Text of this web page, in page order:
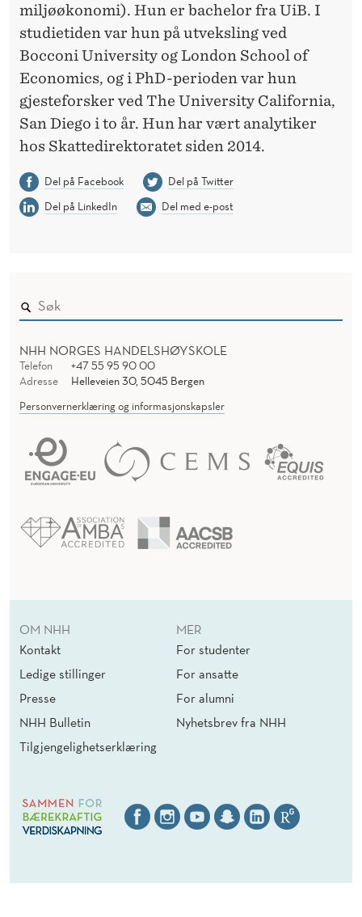
miljøøkonomi). Hun er bachelor fra UiB. I
studietiden var hun på utveksling ved
Bocconi University og London School of
Economics, og i PhD-perioden var hun
gjesteforsker ved The University California,
San Diego i to år. Hun har vært analytiker
hos Skattedirektoratet siden 2014.
Del på Facebook
Del på Twitter
Del på LinkedIn
Del med e-post
NHH NORGES HANDELSHØYSKOLE
Telefon
+47 55 95 90 00
Adresse
Helleveien 30, 5045 Bergen
Personvernerklæring og informasjonskapsler
OM NHH
Kontakt
Ledige stillinger
Presse
NHH Bulletin
Tilgjengelighetserklæring
MER
For studenter
For ansatte
For alumni
Nyhetsbrev fra NHH